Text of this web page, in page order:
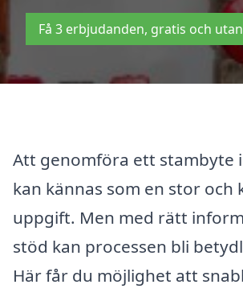
Få 3 erbjudanden, gratis och
Att genomföra ett stambyte
kan kännas som en stor och
uppgift. Men med rätt
stöd kan processen bli
Här får du möjlighet att